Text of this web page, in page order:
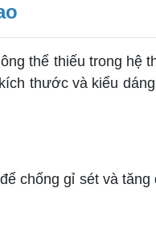
thể thiếu trong hệ
thước và kiểu
gỉ sét và